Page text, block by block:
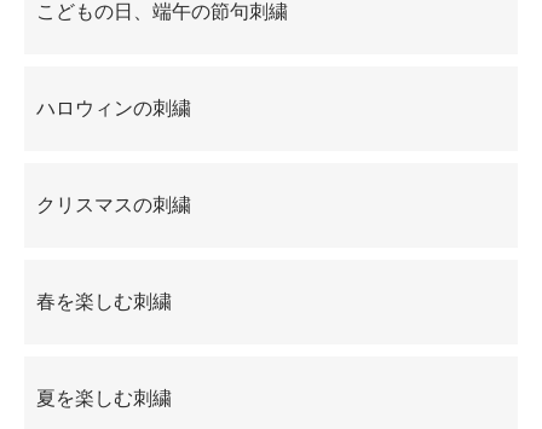
こどもの日、端午の節句刺繍
ハロウィンの刺繍
クリスマスの刺繍
春を楽しむ刺繍
夏を楽しむ刺繍